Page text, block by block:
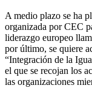
A medio plazo se ha
organizada por CEC
liderazgo europeo
por último, se quiere
“Integración de la
el que se recojan los
las organizaciones